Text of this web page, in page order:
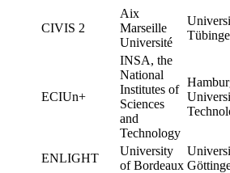
CIVIS 2
Aix
Marseille
Université
ECIUn+
INSA, the
National
Institutes of
Sciences
and
Technology
ENLIGHT
University
of Bordeaux